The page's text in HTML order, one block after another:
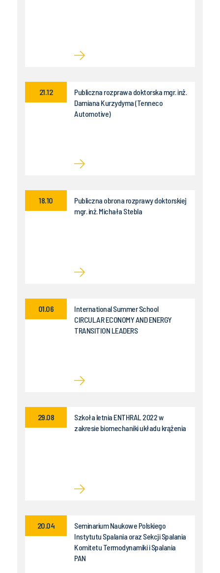
Publiczna rozprawa doktorska mgr. inż.
Damiana Kurzydyma (Tenneco
Automotive)
21.12
Publiczna obrona rozprawy doktorskiej
mgr. inż. Michała Stebla
18.10
International Summer School
CIRCULAR ECONOMY AND ENERGY
TRANSITION LEADERS
01.06
Szkoła letnia ENTHRAL 2022 w
zakresie biomechaniki układu krążenia
29.08
Seminarium Naukowe Polskiego
Instytutu Spalania oraz Sekcji Spalania
Komitetu Termodynamiki i Spalania
PAN
20.04